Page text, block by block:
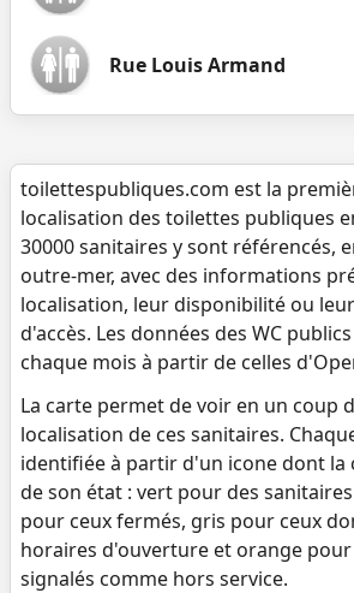
Rue Louis Armand
toilettespubliques.com est la
localisation des toilettes publiques
30000 sanitaires y sont référencés,
outre-mer, avec des informations
localisation, leur disponibilité ou
d'accès. Les données des WC
chaque mois à partir de celles
La carte permet de voir en un coup
localisation de ces sanitaires.
identifiée à partir d'un icone dont la
de son état : vert pour des
pour ceux fermés, gris pour ceux
horaires d'ouverture et orange
signalés comme hors service.